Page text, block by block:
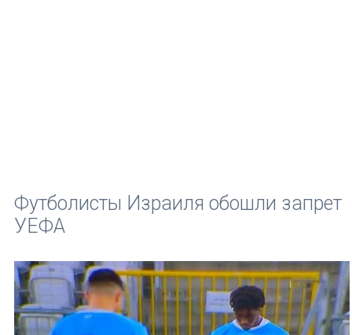
Футболисты Израиля обошли запрет
УЕФА